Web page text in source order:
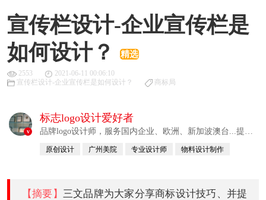
宣传栏设计-企业宣传栏是
如何设计？
精选
2553
2021-06-11 00:06:10
宣传栏设计-企业宣传栏是如何设计？
商标局
v
标志logo设计爱好者
品牌logo设计师，服务国内企业、欧洲、新加波澳台...提供
原创设计 广州美院 专业设计师 物料设计制作
【摘要】 三文品牌为大家分享商标设计技巧、并提